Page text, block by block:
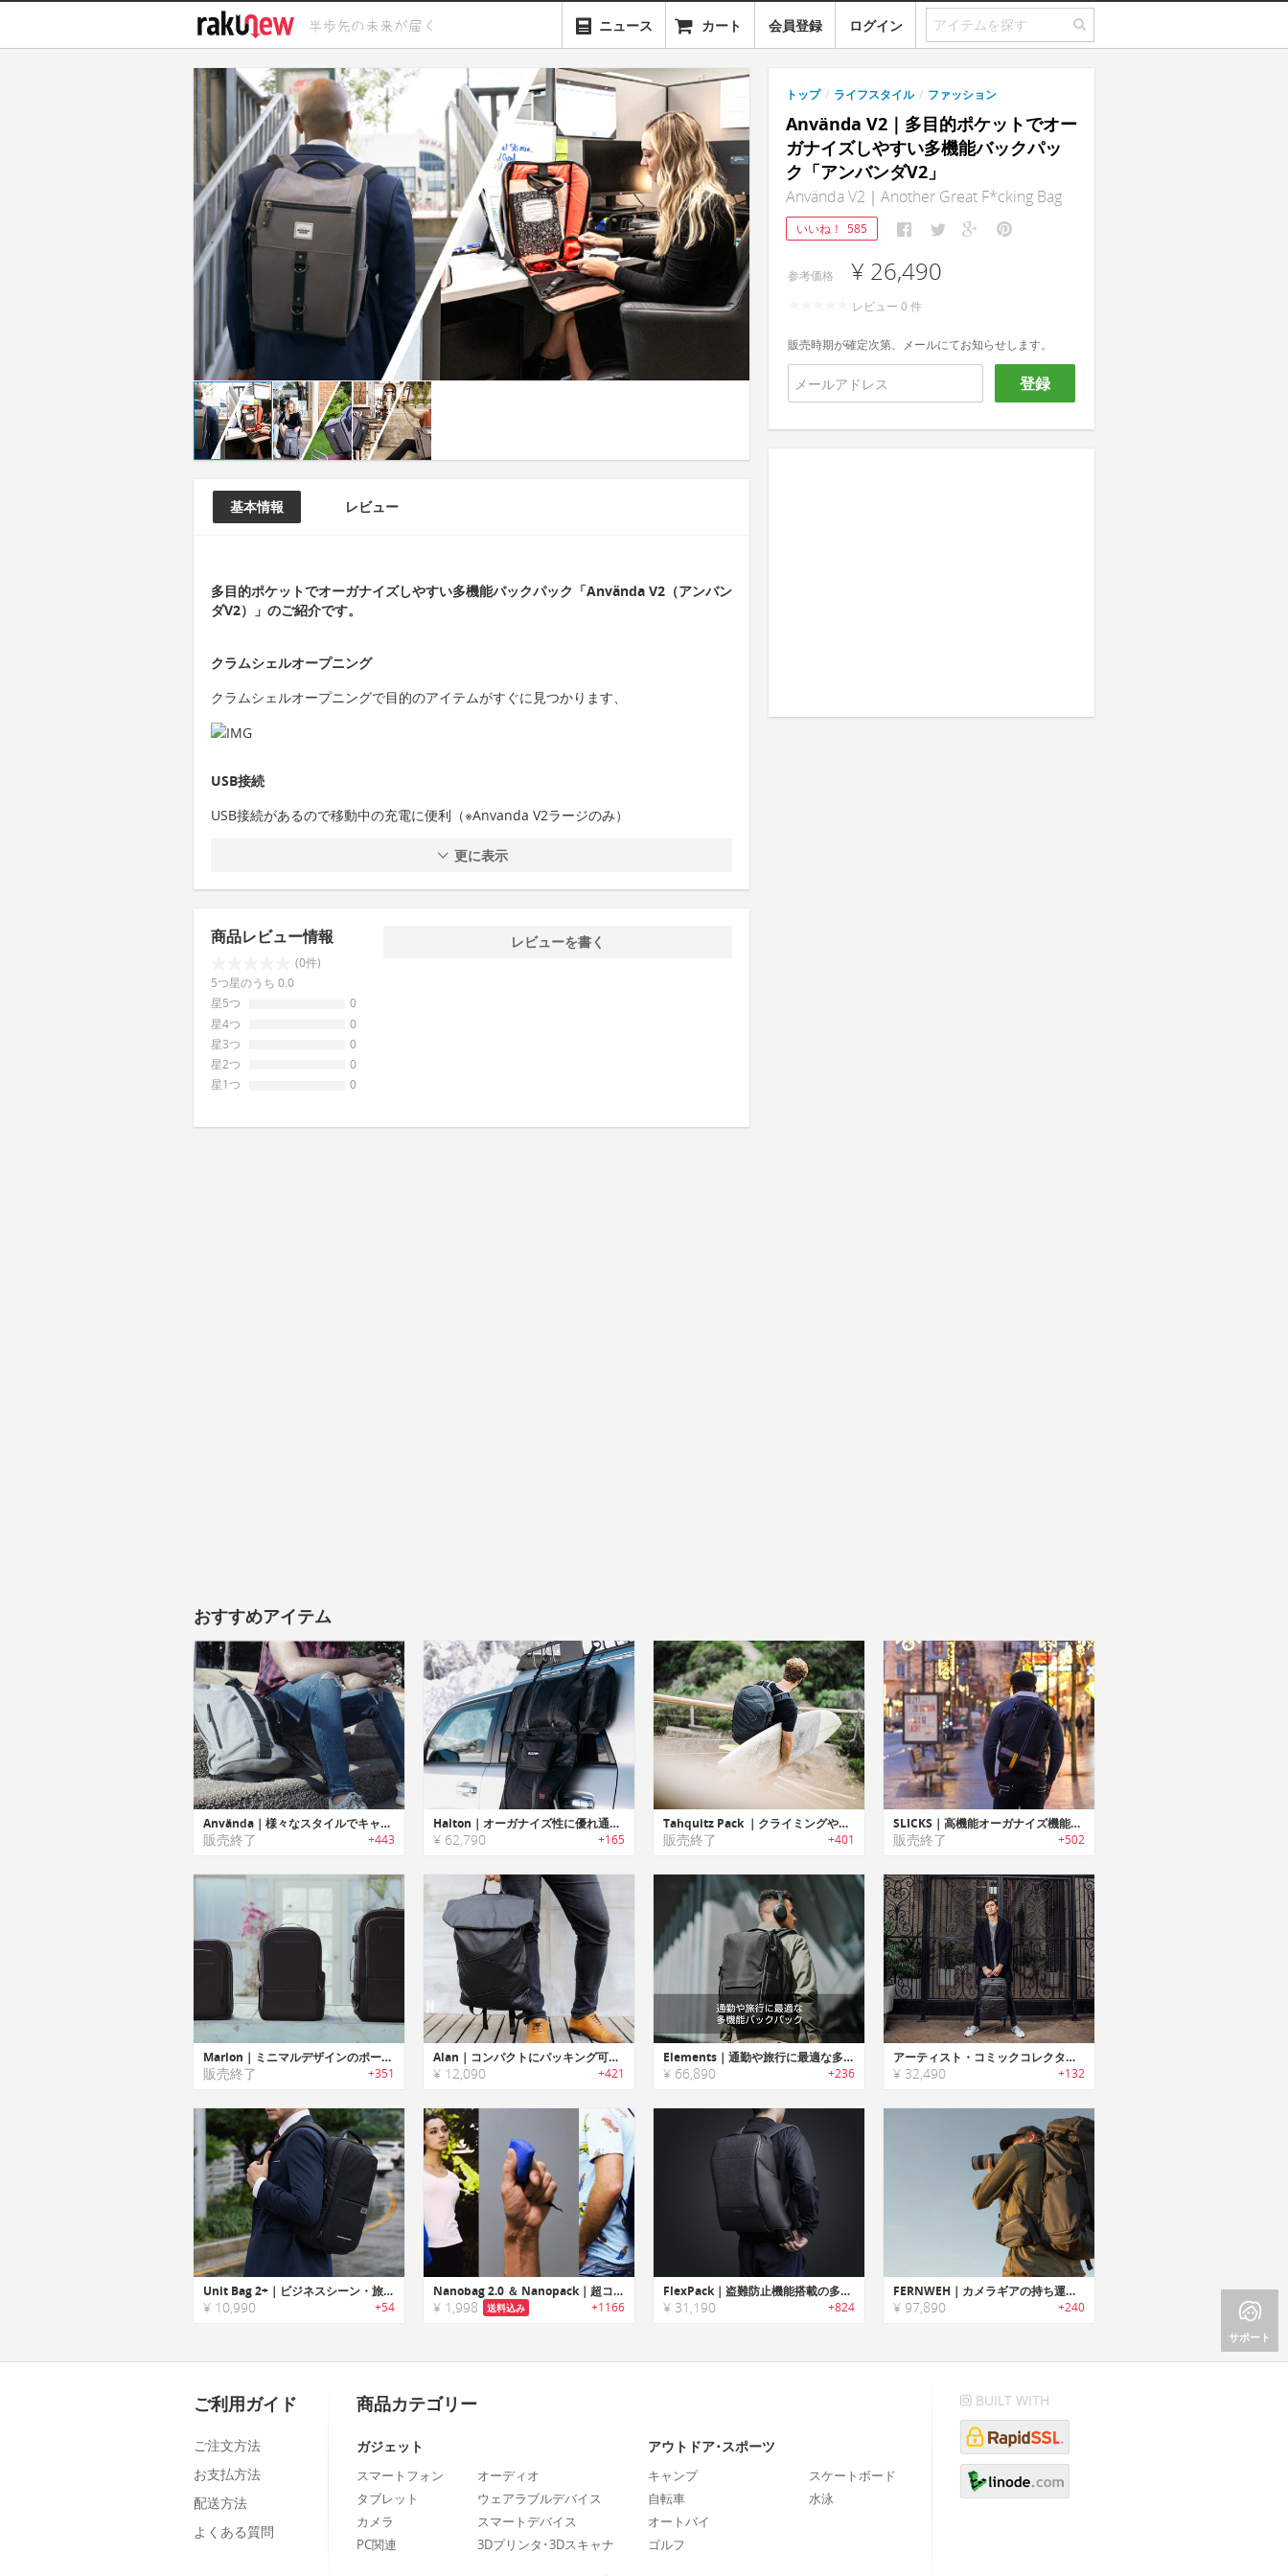
ニュース カート 会員登録 ログイン
基本情報 レビュー
多目的ポケットでオーガナイズしやすい多機能バックパック「Använda V2（アンバン
ダV2）」のご紹介です。
クラムシェルオープニング
クラムシェルオープニングで目的のアイテムがすぐに見つかります、
USB接続
USB接続があるので移動中の充電に便利（※Anvanda V2ラージのみ）
更に表示
商品レビュー情報
(0件)
5つ星のうち 0.0
星5つ
0
星4つ
0
星3つ
0
星2つ
0
星1つ
0
レビューを書く
トップ / ライフスタイル / ファッション
Använda V2｜多目的ポケットでオー
ガナイズしやすい多機能バックパッ
ク「アンバンダV2」
Använda V2｜Another Great F*cking Bag
いいね！ 585
参考価格 ¥ 26,490
レビュー 0 件
販売時期が確定次第、メールにてお知らせします。
登録
おすすめアイテム
Använda｜様々なスタイルでキャリーできるシンプルで機能的なバッグ「アンバンダ」
販売終了 +443
Halton｜オーガナイズ性に優れ通勤に最適な多機能バックパック「ハルトン」
¥ 62,790 +165
Tahquitz Pack ｜クライミングやアウトドアに最適な多機能バッグパック
販売終了 +401
SLICKS｜高機能オーガナイズ機能搭載3WAYトラベルバックパック「スリックス」
販売終了 +502
Marlon｜ミニマルデザインのポータブルチャージャー搭載多機能バックパック「マーロン」
販売終了 +351
Alan｜コンパクトにパッキング可能なミニマルデザイン多機能バックパック「アラン」
¥ 12,090 +421
Elements｜通勤や旅行に最適な多機能バックパック「エレメンツ」
¥ 66,890 +236
アーティスト・コミックコレクターに最適なオーガナイズ機能満載トラベルバックパック「HEX x Jim Lee（ヘックスジムリー）」
¥ 32,490 +132
Unit Bag 2+｜ビジネスシーン・旅行に最適な3 wayキャリーバックパック「ユニットバッグ2＋」
¥ 10,990 +54
Nanobag 2.0 ＆ Nanopack｜超コンパクトで耐久性に優れたエコバッグ/バックパック「ナノバッグ2.0/ナノパック」
¥ 1,998 送料込み +1166
FlexPack｜盗難防止機能搭載の多機能ダッフル/バックパック「フレックスパック」シリーズ
¥ 31,190 +824
FERNWEH｜カメラギアの持ち運び・旅行に最適な多機能アドベンチャーバッグパック「ファーンウィ」
¥ 97,890 +240
サポート
ご利用ガイド
ご注文方法
お支払方法
配送方法
よくある質問
商品カテゴリー
ガジェット
スマートフォン
タブレット
カメラ
PC関連
オーディオ
ウェアラブルデバイス
スマートデバイス
3Dプリンタ･3Dスキャナ
アウトドア･スポーツ
キャンプ
自転車
オートバイ
ゴルフ
スケートボード
水泳
BUILT WITH